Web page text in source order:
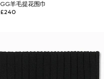
GG羊毛提花围巾
£240